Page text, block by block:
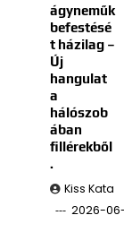
ágyneműk
befestésé
t házilag –
Új
hangulat
a
hálószob
ában
fillérekből
.
Kiss Kata
2026-